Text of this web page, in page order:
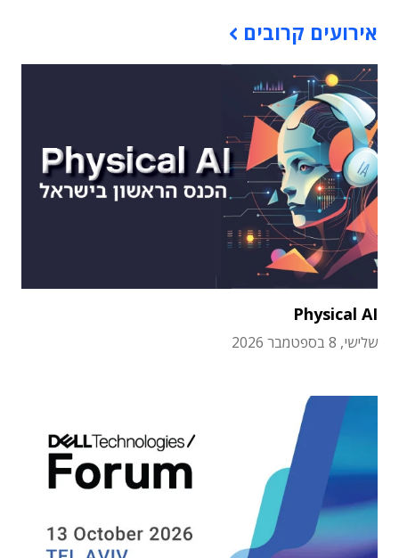
אירועים קרובים
Physical AI
שלישי, 8 בספטמבר 2026